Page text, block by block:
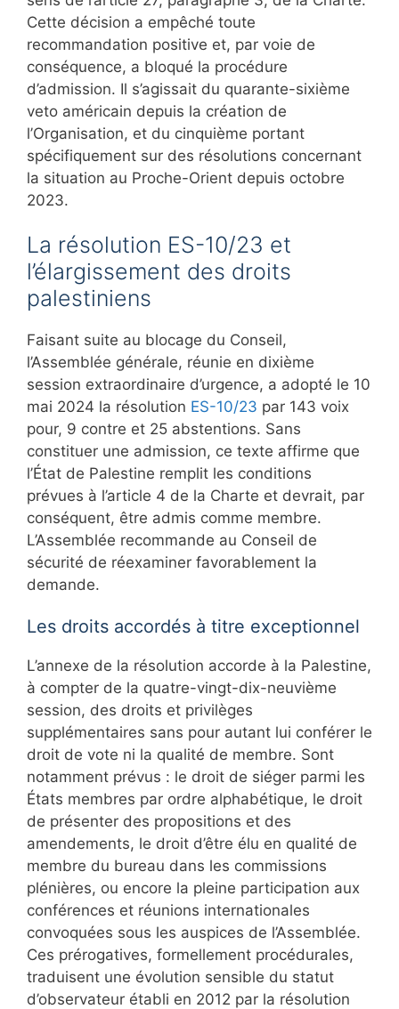
Cette décision a empêché toute
recommandation positive et, par voie de
conséquence, a bloqué la procédure
d’admission. Il s’agissait du quarante-sixième
veto américain depuis la création de
l’Organisation, et du cinquième portant
spécifiquement sur des résolutions concernant
la situation au Proche-Orient depuis octobre
2023.
La résolution ES-10/23 et
l’élargissement des droits
palestiniens
Faisant suite au blocage du Conseil,
l’Assemblée générale, réunie en dixième
session extraordinaire d’urgence, a adopté le 10
mai 2024 la résolution ES-10/23 par 143 voix
pour, 9 contre et 25 abstentions. Sans
constituer une admission, ce texte affirme que
l’État de Palestine remplit les conditions
prévues à l’article 4 de la Charte et devrait, par
conséquent, être admis comme membre.
L’Assemblée recommande au Conseil de
sécurité de réexaminer favorablement la
demande.
Les droits accordés à titre exceptionnel
L’annexe de la résolution accorde à la Palestine,
à compter de la quatre-vingt-dix-neuvième
session, des droits et privilèges
supplémentaires sans pour autant lui conférer le
droit de vote ni la qualité de membre. Sont
notamment prévus : le droit de siéger parmi les
États membres par ordre alphabétique, le droit
de présenter des propositions et des
amendements, le droit d’être élu en qualité de
membre du bureau dans les commissions
plénières, ou encore la pleine participation aux
conférences et réunions internationales
convoquées sous les auspices de l’Assemblée.
Ces prérogatives, formellement procédurales,
traduisent une évolution sensible du statut
d’observateur établi en 2012 par la résolution